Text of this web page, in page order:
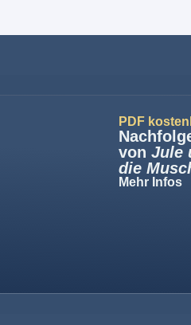
PDF
vonJule
die
Mehr Infos